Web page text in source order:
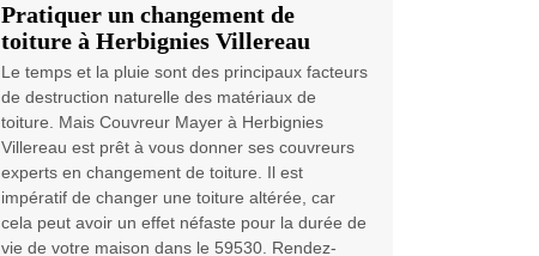
Pratiquer un changement de
toiture à Herbignies Villereau
Le temps et la pluie sont des principaux facteurs
de destruction naturelle des matériaux de
toiture. Mais Couvreur Mayer à Herbignies
Villereau est prêt à vous donner ses couvreurs
experts en changement de toiture. Il est
impératif de changer une toiture altérée, car
cela peut avoir un effet néfaste pour la durée de
vie de votre maison dans le 59530. Rendez-